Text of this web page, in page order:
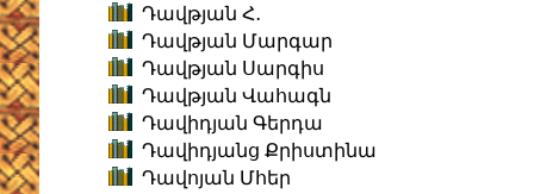
Դավթյան Հ․
Դավթյան Մարգար
Դավթյան Սարգիս
Դավթյան Վահագն
Դավիդյան Գերդա
Դավիդյանց Քրիստինա
Դավոյան Մհեր